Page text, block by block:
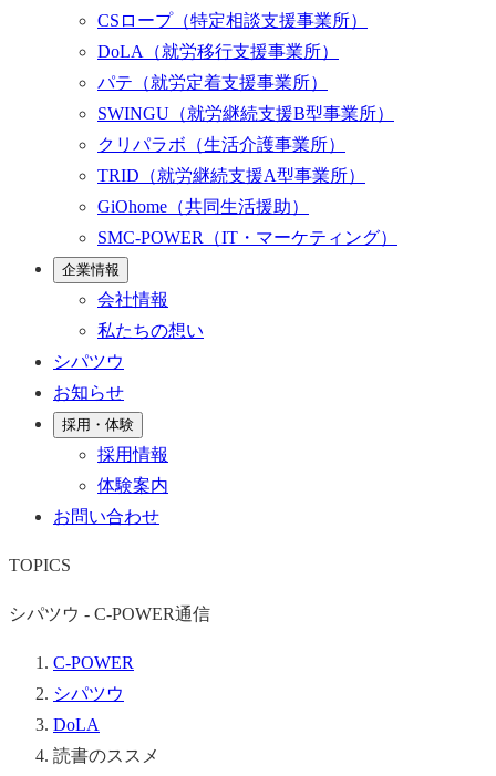
CSロープ（特定相談支援事業所）
DoLA
（就労移行支援事業所）
パテ （就労定着支援事業所）
SWINGU （就労継続支援B型事業所）
クリパラボ （生活介護事業所）
TRID （就労継続支援A型事業所）
GiOhome （共同生活援助）
SMC-POWER
（IT・マーケティング）
企業情報
会社情報
私たちの想い
シパツウ
お知らせ
採用・体験
採用情報
体験案内
お問い合わせ
TOPICS
シパツウ - C-POWER通信
C-POWER
シパツウ
DoLA
読書のススメ